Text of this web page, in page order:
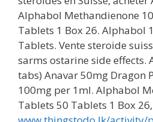
Alphabol Methandienone
Tablets 1 Box 26. Alphabol
Tablets. Vente steroide
sarms ostarine side effects.
tabs) Anavar 50mg Dragon
100mg per 1ml. Alphabol
Tablets 50 Tablets 1 Box 26,